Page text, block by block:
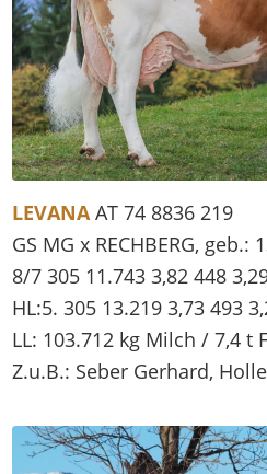
LEVANAAT 74 8836 219
GS MG x RECHBERG, geb.:
8/7 305 11.743 3,82 448
HL:5. 305 13.219 3,73 493
LL: 103.712 kg Milch / 7,4 t
Z.u.B.: Seber Gerhard,